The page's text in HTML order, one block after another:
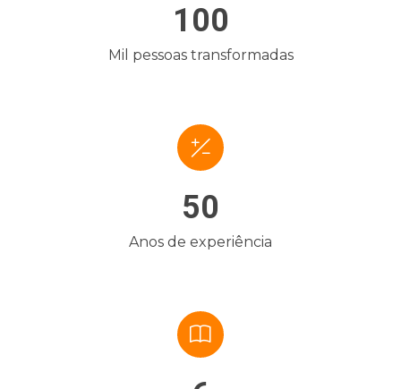
100
Mil pessoas transformadas
50
Anos de experiência